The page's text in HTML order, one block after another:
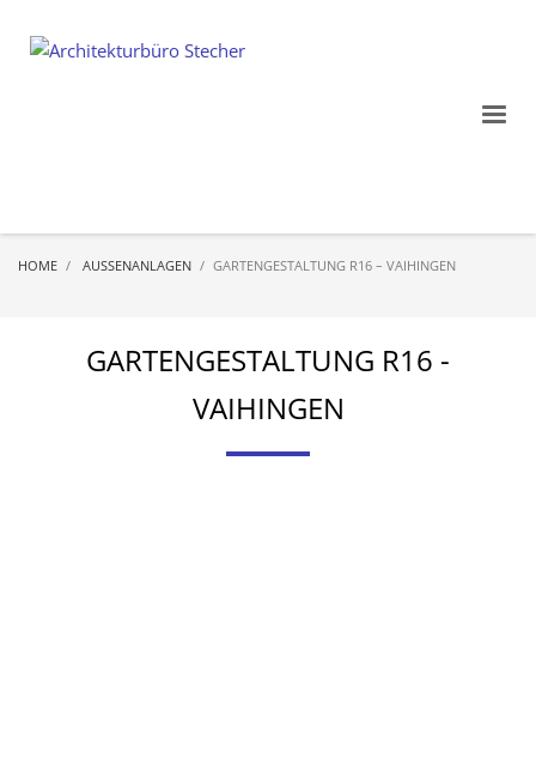
HOME AUSSENANLAGEN GARTENGESTALTUNG R16 – VAIHINGEN
GARTENGESTALTUNG R16 -
VAIHINGEN